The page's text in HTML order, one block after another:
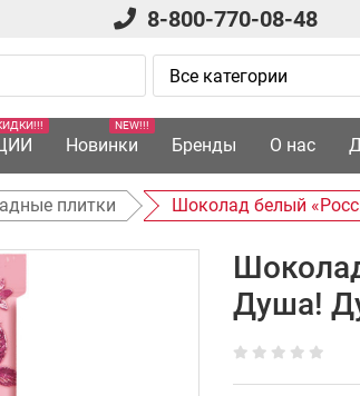
8-800-770-08-48
Новинки
NEW!!!
Бренды О нас
плитки Шоколад белый
Душа!